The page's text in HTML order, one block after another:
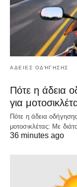
ΑΔΕΙΕΣ ΟΔΉΓΗΣΗΣ
Πότε η άδεια
για
Πότε η άδεια
μοτοσικλέτας: Με
36 minutes ago